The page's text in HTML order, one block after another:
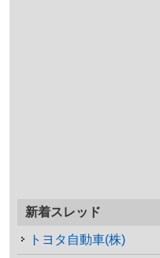
新着スレッド
トヨタ自動車(株)